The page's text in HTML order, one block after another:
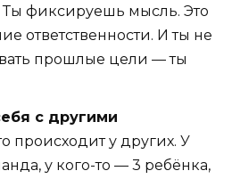
Ты фиксируешь мысль. Это
ответственности. И ты не
прошлые цели — ты
с другими
происходит у других. У
у кого-то — 3 ребёнка,